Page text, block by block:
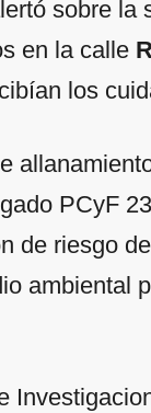
sobre la
en la calle
los
PCyF
de riesgo
ambiental